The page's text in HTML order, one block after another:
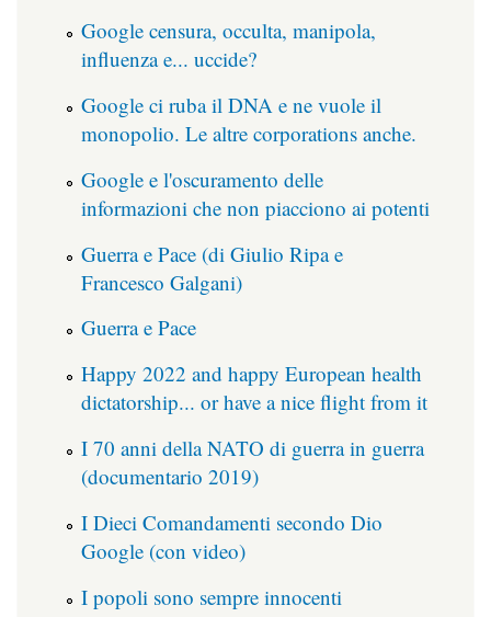
Google censura, occulta, manipola,
influenza e... uccide?
Google ci ruba il DNA e ne vuole il
monopolio. Le altre corporations anche.
Google e l'oscuramento delle
informazioni che non piacciono ai potenti
Guerra e Pace (di Giulio Ripa e
Francesco Galgani)
Guerra e Pace
Happy 2022 and happy European health
dictatorship... or have a nice flight from it
I 70 anni della NATO di guerra in guerra
(documentario 2019)
I Dieci Comandamenti secondo Dio
Google (con video)
I popoli sono sempre innocenti